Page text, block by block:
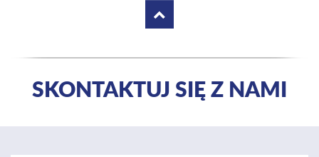
SKONTAKTUJ SIĘ Z NAMI